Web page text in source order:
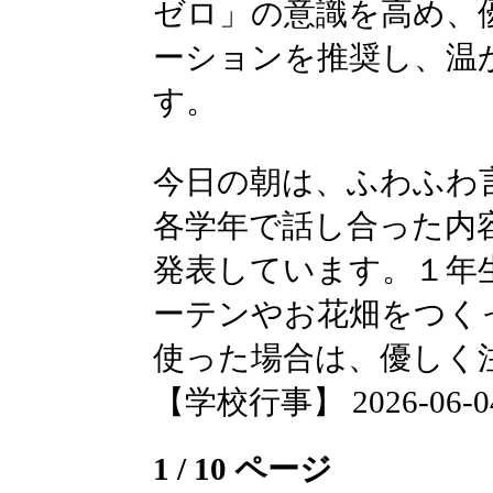
ゼロ」の意識を高め
ーションを推奨し、
す。
今日の朝は、ふわふわ
各学年で話し合った内
発表しています。１年
ーテンやお花畑をつ
使った場合は、優しく
【学校行事】 2026-06-
1 / 10 ページ